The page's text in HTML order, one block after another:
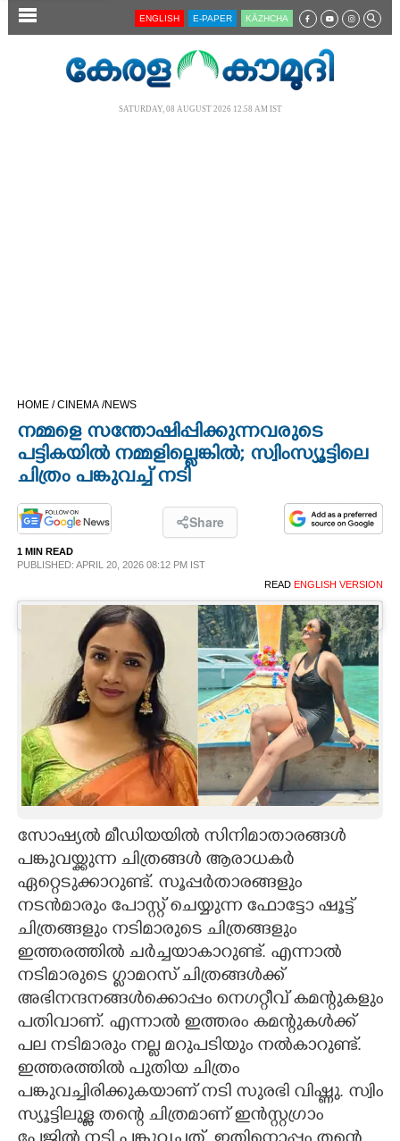
SECTIONS
OPINION
PHOTOS
LIFESTYLE
ART
ASTRO
CARTOONS
LITERATURE
ZOOM
CONTACT US
ENGLISH E-PAPER KĀZHCHA
SATURDAY, 08 AUGUST 2026 12.58 AM IST
HOME /CINEMA /NEWS
നമ്മളെ സന്തോഷിപ്പിക്കുന്നവരുടെ
പട്ടികയിൽ നമ്മളില്ലെങ്കിൽ; സ്വിംസ്യൂട്ടിലെ
ചിത്രം പങ്കുവച്ച് നടി
Share
1 MIN READ
PUBLISHED: APRIL 20, 2026 08:12 PM IST
READ ENGLISH VERSION
സോഷ്യൽ മീഡിയയിൽ സിനിമാതാരങ്ങൾ
പങ്കുവയ്ക്കുന്ന ചിത്രങ്ങൾ ആരാധകർ
ഏറ്റെടുക്കാറുണ്ട്. സൂപ്പർതാരങ്ങളും
നടൻമാരും പോസ്റ്റ് ചെയ്യുന്ന ഫോട്ടോ ഷൂട്ട്
ചിത്രങ്ങളും നടിമാരുടെ ചിത്രങ്ങളും
ഇത്തരത്തിൽ ചർച്ചയാകാറുണ്ട്. എന്നാൽ
നടിമാരുടെ ഗ്ലാമറസ് ചിത്രങ്ങൾക്ക്
അഭിനന്ദനങ്ങൾക്കൊപ്പം നെഗറ്റീവ് കമന്റുകളും
പതിവാണ്. എന്നാൽ ഇത്തരം കമന്റുകൾക്ക്
പല നടിമാരും നല്ല മറുപടിയും നൽകാറുണ്ട്.
ഇത്തരത്തിൽ പുതിയ ചിത്രം
പങ്കുവച്ചിരിക്കുകയാണ് നടി സുരഭി വിഷ്ണു. സ്വിം
സ്യൂട്ടിലുള്ള തന്റെ ചിത്രമാണ് ഇൻസ്റ്റഗ്രാം